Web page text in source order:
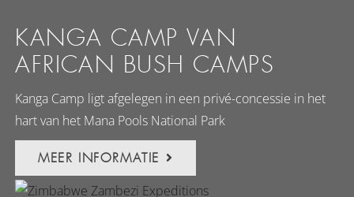
KANGA CAMP VAN
AFRICAN BUSH CAMPS
Kanga Camp ligt afgelegen in een privé-concessie in het
hart van het Mana Pools National Park
MEER INFORMATIE